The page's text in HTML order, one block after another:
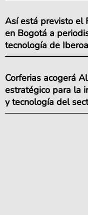
Así está previsto el
en Bogotá a
tecnología de
Corferias acogerá
estratégico para la
y tecnología del